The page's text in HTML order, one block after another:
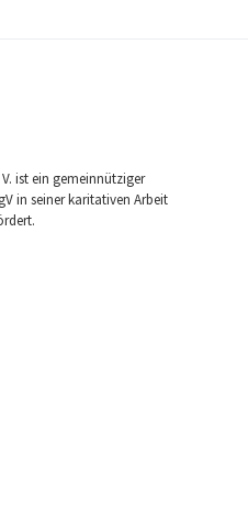
ist ein gemein­nüt­zi­ger
in sei­ner kari­ta­ti­ven Arbeit